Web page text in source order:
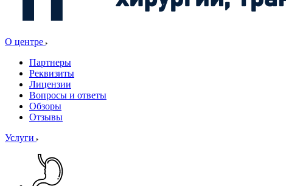
О центре
Партнеры
Реквизиты
Лицензии
Вопросы и ответы
Обзоры
Отзывы
Услуги